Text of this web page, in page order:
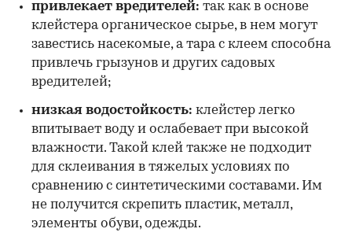
привлекает вредителей: так как в основе
клейстера органическое сырье, в нем могут
завестись насекомые, а тара с клеем способна
привлечь грызунов и других садовых
вредителей;
низкая водостойкость: клейстер легко
впитывает воду и ослабевает при высокой
влажности. Такой клей также не подходит
для склеивания в тяжелых условиях по
сравнению с синтетическими составами. Им
не получится скрепить пластик, металл,
элементы обуви, одежды.